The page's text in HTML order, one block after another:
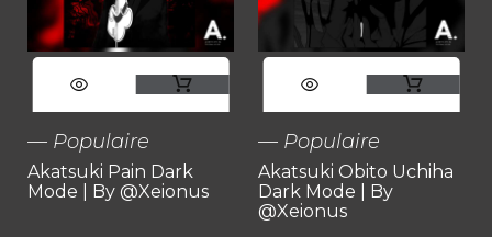
peuvent
être
choisies
sur
peuvent
être
choisies
sur
la
produit
a
Populaire
Akatsuki Pain Dark
Mode | By @Xeionus
produit
a
Populaire
Akatsuki Obito Uchiha
Dark Mode | By
@Xeionus